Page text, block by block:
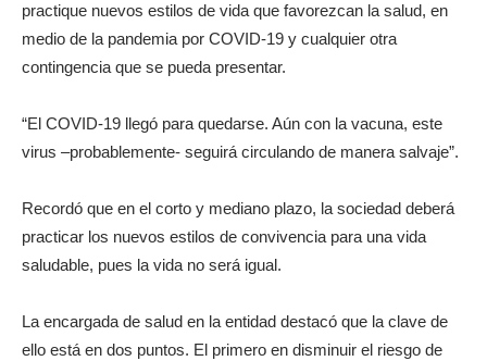
practique nuevos estilos de vida que favorezcan la salud, en
medio de la pandemia por COVID-19 y cualquier otra
contingencia que se pueda presentar.
“El COVID-19 llegó para quedarse. Aún con la vacuna, este
virus –probablemente- seguirá circulando de manera salvaje”.
Recordó que en el corto y mediano plazo, la sociedad deberá
practicar los nuevos estilos de convivencia para una vida
saludable, pues la vida no será igual.
La encargada de salud en la entidad destacó que la clave de
ello está en dos puntos. El primero en disminuir el riesgo de